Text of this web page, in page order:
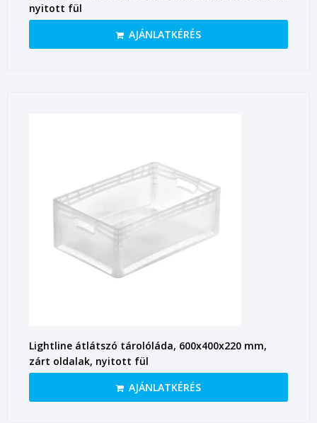
nyitott fül
AJÁNLATKÉRÉS
Lightline átlátszó tárolóláda, 600x400x220 mm,
zárt oldalak, nyitott fül
AJÁNLATKÉRÉS